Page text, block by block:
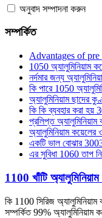
অনুবাদ সম্পাদনা করুন
সম্পর্কিত
Advantages of
1050 অ্যালুমিনিয়াম
নর্দমার জন্য
কি পারে 1050
অ্যালুমিনিয়াম ছাদের
কি কি ব্যবহার করা হয়
প্রলিপ্ত অ্যালুমিনিয়াম
অ্যালুমিনিয়াম কয়েলের
একটি ভাল বোঝার
এর সুবিধা 1060 তাপ
1100 খাঁটি
কি 1100 সিরিজ
সম্পর্কিত 99% অ্যালুমিনিয়াম